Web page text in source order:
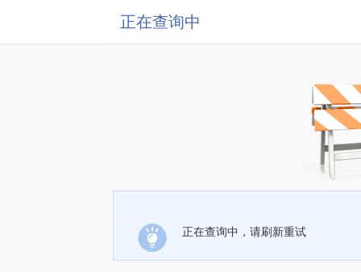
正在查询中
正在查询中，请刷新重试